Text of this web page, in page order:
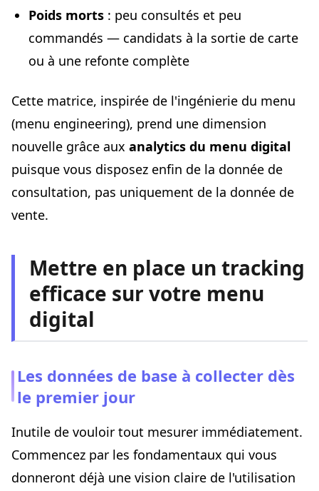
Poids morts : peu consultés et peu
commandés — candidats à la sortie de carte
ou à une refonte complète
Cette matrice, inspirée de l'ingénierie du menu
(menu engineering), prend une dimension
nouvelle grâce aux analytics du menu digital
puisque vous disposez enfin de la donnée de
consultation, pas uniquement de la donnée de
vente.
Mettre en place un tracking
efficace sur votre menu
digital
Les données de base à collecter dès
le premier jour
Inutile de vouloir tout mesurer immédiatement.
Commencez par les fondamentaux qui vous
donneront déjà une vision claire de l'utilisation